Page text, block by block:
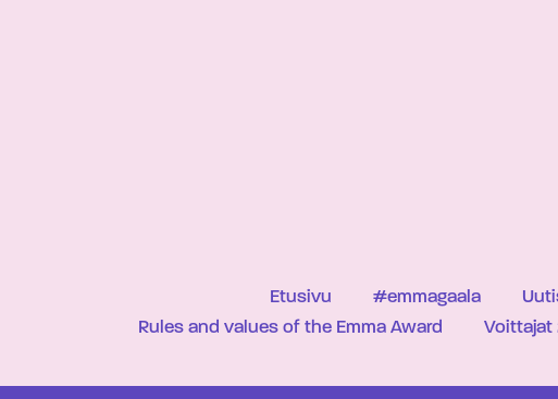
Etusivu #emmagaala
Rules and values of the Emma Award
Voittajat